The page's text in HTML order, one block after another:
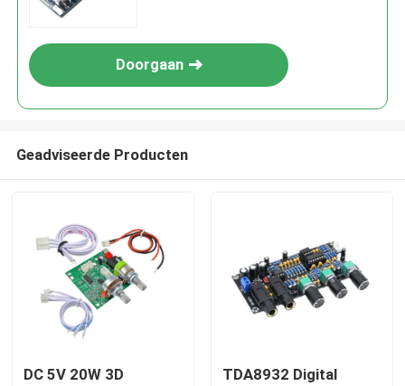
Doorgaan
Geadviseerde Producten
DC 5V 20W 3D
TDA8932 Digital